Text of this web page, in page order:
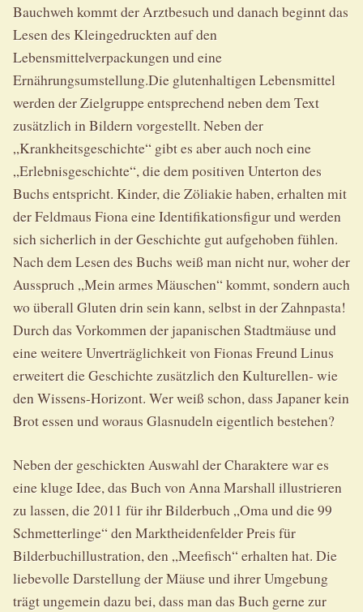
Bauchweh kommt der Arztbesuch und danach beginnt das
Lesen des Kleingedruckten auf den
Lebensmittelverpackungen und eine
Ernährungsumstellung.Die glutenhaltigen Lebensmittel
werden der Zielgruppe entsprechend neben dem Text
zusätzlich in Bildern vorgestellt. Neben der
„Krankheitsgeschichte“ gibt es aber auch noch eine
„Erlebnisgeschichte“, die dem positiven Unterton des
Buchs entspricht. Kinder, die Zöliakie haben, erhalten mit
der Feldmaus Fiona eine Identifikationsfigur und werden
sich sicherlich in der Geschichte gut aufgehoben fühlen.
Nach dem Lesen des Buchs weiß man nicht nur, woher der
Ausspruch „Mein armes Mäuschen“ kommt, sondern auch
wo überall Gluten drin sein kann, selbst in der Zahnpasta!
Durch das Vorkommen der japanischen Stadtmäuse und
eine weitere Unverträglichkeit von Fionas Freund Linus
erweitert die Geschichte zusätzlich den Kulturellen- wie
den Wissens-Horizont. Wer weiß schon, dass Japaner kein
Brot essen und woraus Glasnudeln eigentlich bestehen?
Neben der geschickten Auswahl der Charaktere war es
eine kluge Idee, das Buch von Anna Marshall illustrieren
zu lassen, die 2011 für ihr Bilderbuch „Oma und die 99
Schmetterlinge“ den Marktheidenfelder Preis für
Bilderbuchillustration, den „Meefisch“ erhalten hat. Die
liebevolle Darstellung der Mäuse und ihrer Umgebung
trägt ungemein dazu bei, dass man das Buch gerne zur